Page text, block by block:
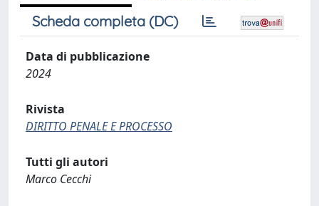
Scheda completa (DC)
Data di pubblicazione
2024
Rivista
DIRITTO PENALE E PROCESSO
Tutti gli autori
Marco Cecchi